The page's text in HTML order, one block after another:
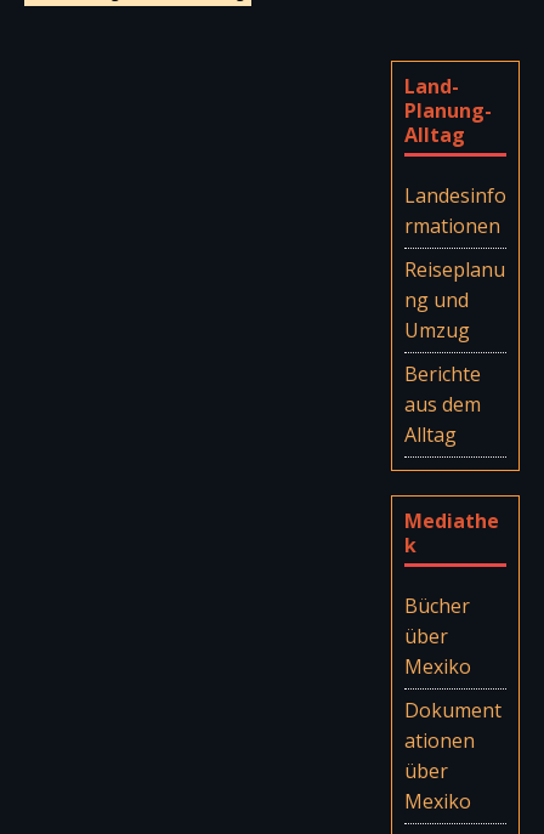
Land-
Planung-
Alltag
Landesinfo
rmationen
Reiseplanu
ng und
Umzug
Berichte
aus dem
Alltag
Mediathe
k
Bücher
über
Mexiko
Dokument
ationen
über
Mexiko